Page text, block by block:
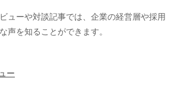
ューや対談記事では、企業の経営層や採用
声を知ることができます。
ー